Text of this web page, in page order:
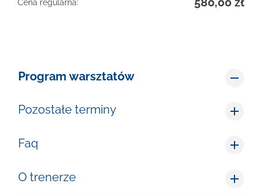
Cena regularna:
Program warsztatów
Pozostałe terminy
Faq
O trenerze